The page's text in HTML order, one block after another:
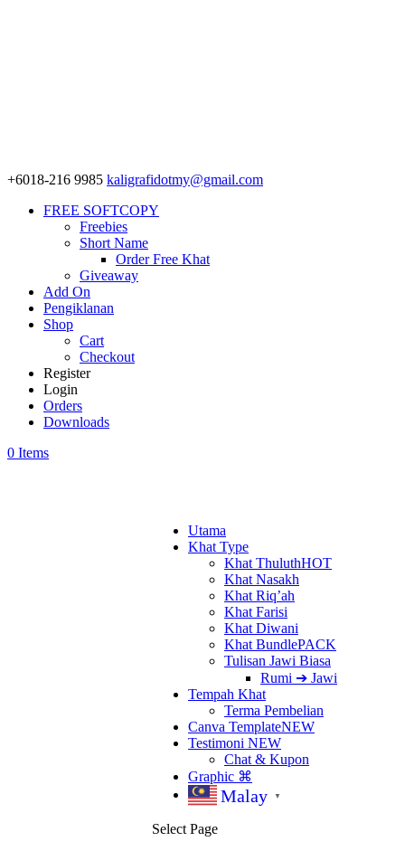
+6018-216 9985 kaligrafidotmy@gmail.com
FREE SOFTCOPY
Freebies
Short Name
Order Free Khat
Giveaway
Add On
Pengiklanan
Shop
Cart
Checkout
Register
Login
Orders
Downloads
0 Items
Utama
Khat Type
Khat ThuluthHOT
Khat Nasakh
Khat Riq’ah
Khat Farisi
Khat Diwani
Khat BundlePACK
Tulisan Jawi Biasa
Rumi ➔ Jawi
Tempah Khat
Terma Pembelian
Canva TemplateNEW
Testimoni NEW
Chat & Kupon
Graphic ⌘
Malay ▼
Select Page